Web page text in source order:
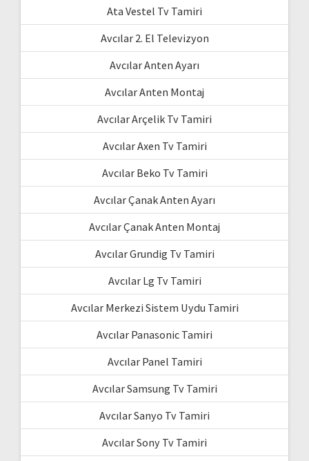
Ata Vestel Tv Tamiri
Avcılar 2. El Televizyon
Avcılar Anten Ayarı
Avcılar Anten Montaj
Avcılar Arçelik Tv Tamiri
Avcılar Axen Tv Tamiri
Avcılar Beko Tv Tamiri
Avcılar Çanak Anten Ayarı
Avcılar Çanak Anten Montaj
Avcılar Grundig Tv Tamiri
Avcılar Lg Tv Tamiri
Avcılar Merkezi Sistem Uydu Tamiri
Avcılar Panasonic Tamiri
Avcılar Panel Tamiri
Avcılar Samsung Tv Tamiri
Avcılar Sanyo Tv Tamiri
Avcılar Sony Tv Tamiri